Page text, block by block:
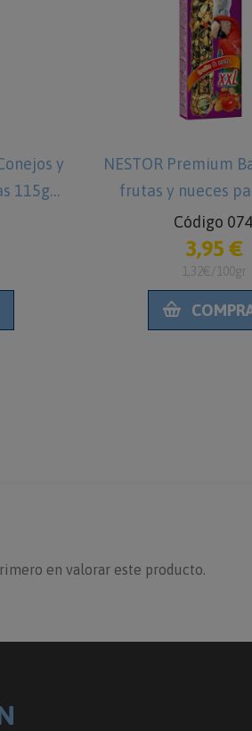
y
115g
NESTOR Premium
frutas y nueces
grandes 150g -
Código 074
3,95 €
1,32€/100gr
en valorar este producto.